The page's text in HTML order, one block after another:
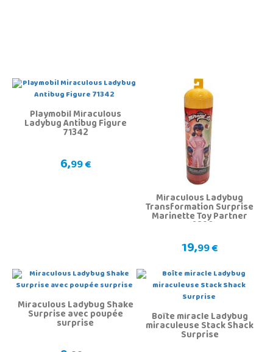
Playmobil Miraculous
Ladybug Antibug Figure
71342
6,99 €
Miraculous Ladybug
Transformation Surprise
Marinette Toy Partner
50390
19,99 €
Miraculous Ladybug Shake
Surprise avec poupée
surprise Boîte miracle Ladybug
miraculeuse Stack Shack
Surprise